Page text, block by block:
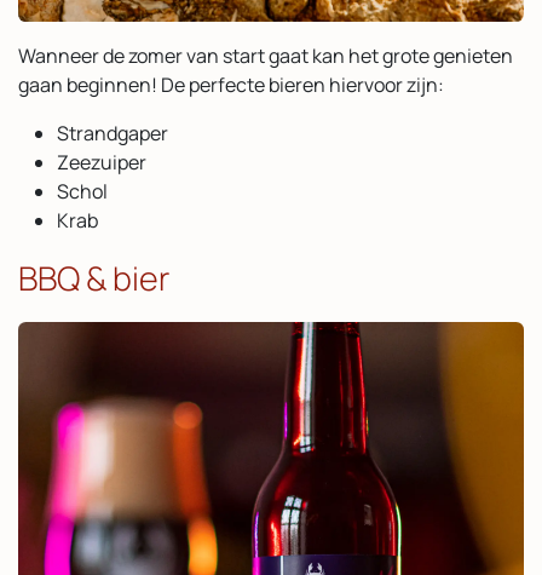
Wanneer de zomer van start gaat kan het grote genieten
gaan beginnen! De perfecte bieren hiervoor zijn:
Strandgaper
Zeezuiper
Schol
Krab
BBQ & bier